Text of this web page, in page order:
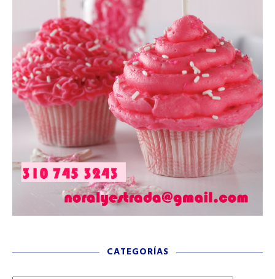
CATEGORÍAS